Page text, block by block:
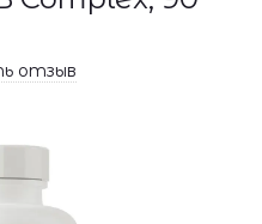
отзыв